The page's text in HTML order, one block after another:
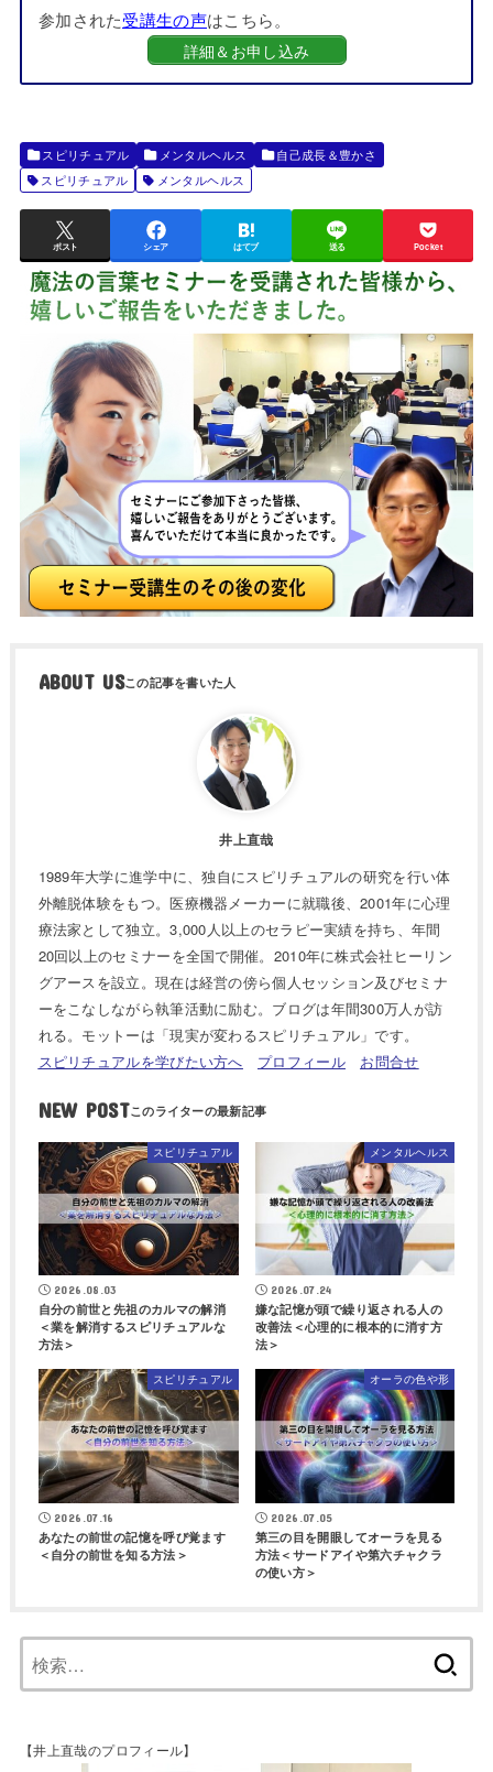
参加された受講生の声はこちら。
詳細＆お申し込み
スピリチュアル メンタルヘルス
自己成長＆豊かさ
スピリチュアル
メンタルヘルス
ポスト シェア はてブ 送る Pocket
ABOUT US
井上直哉
1989年大学に進学中に、独自にスピリチュアルの研究を行い体
外離脱体験をもつ。医療機器メーカーに就職後、2001年に心理
療法家として独立。3,000人以上のセラピー実績を持ち、年間
20回以上のセミナーを全国で開催。2010年に株式会社ヒーリン
グアースを設立。現在は経営の傍ら個人セッション及びセミナ
ーをこなしながら執筆活動に励む。ブログは年間300万人が訪
れる。モットーは「現実が変わるスピリチュアル」です。
スピリチュアルを学びたい方へ
プロフィール お問合せ
NEW POST
スピリチュアル
2026.08.03
自分の前世と先祖のカルマの解消
＜業を解消するスピリチュアルな
方法＞
メンタルヘルス
2026.07.24
嫌な記憶が頭で繰り返される人の
改善法＜心理的に根本的に消す方
法＞
スピリチュアル
2026.07.16
あなたの前世の記憶を呼び覚ます
＜自分の前世を知る方法＞
オーラの色や形
2026.07.05
第三の目を開眼してオーラを見る
方法＜サードアイや第六チャクラ
の使い方＞
【井上直哉のプロフィール】